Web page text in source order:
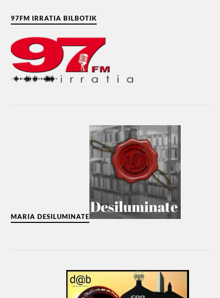
97FM IRRATIA BILBOTIK
MARIA DESILUMINATE